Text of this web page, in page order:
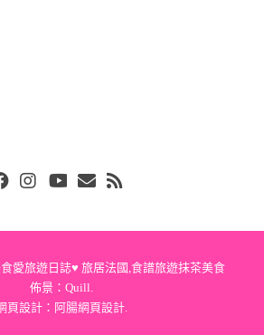
愛旅遊日誌♥ 旅居法國,食譜旅遊抹茶美食
佈景： Quill
頁設計： 阿腸網頁設計